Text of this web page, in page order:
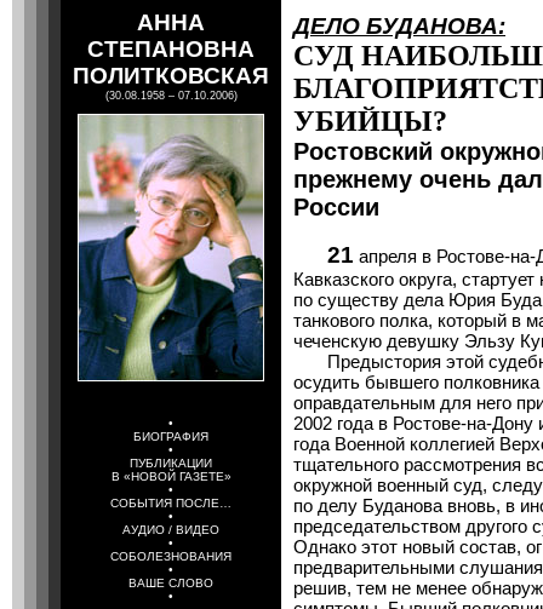
АННА
СТЕПАНОВНА
ПОЛИТКОВСКАЯ
(30.08.1958 – 07.10.2006)
•
БИОГРАФИЯ
•
ПУБЛИКАЦИИ
В «НОВОЙ ГАЗЕТЕ»
•
СОБЫТИЯ ПОСЛЕ…
•
АУДИО / ВИДЕО
•
СОБОЛЕЗНОВАНИЯ
•
ВАШЕ СЛОВО
•
ДЕЛО БУДАНОВА:
СУД
УБИЙЦЫ?
Ростовский
прежнему очень
России
21 апреля в Ростове-
Кавказского округа,
по существу дела Юрия
танкового полка, который в
чеченскую девушку Эльзу
Предыстория этой
осудить бывшего
оправдательным для него
2002 года в Ростове-на-
года Военной коллегией
тщательного рассмотрения
окружной военный суд,
по делу Буданова вновь, в
председательством
Однако этот новый состав,
предварительными
решив, тем не менее